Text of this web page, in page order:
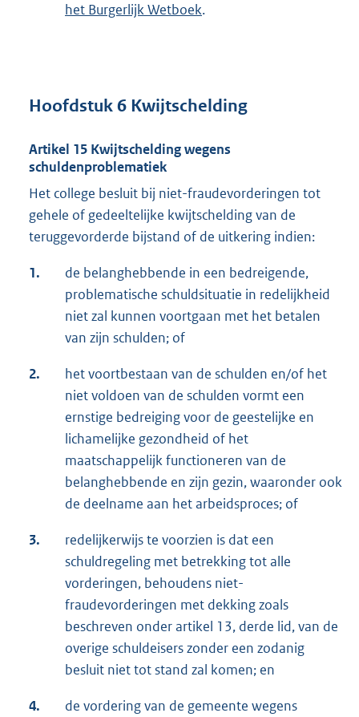
het Burgerlijk Wetboek.
Hoofdstuk 6 Kwijtschelding
Artikel 15 Kwijtschelding wegens
schuldenproblematiek
Het college besluit bij niet-fraudevorderingen tot
gehele of gedeeltelijke kwijtschelding van de
teruggevorderde bijstand of de uitkering indien:
1.
de belanghebbende in een bedreigende,
problematische schuldsituatie in redelijkheid
niet zal kunnen voortgaan met het betalen
van zijn schulden; of
2.
het voortbestaan van de schulden en/of het
niet voldoen van de schulden vormt een
ernstige bedreiging voor de geestelijke en
lichamelijke gezondheid of het
maatschappelijk functioneren van de
belanghebbende en zijn gezin, waaronder ook
de deelname aan het arbeidsproces; of
3.
redelijkerwijs te voorzien is dat een
schuldregeling met betrekking tot alle
vorderingen, behoudens niet-
fraudevorderingen met dekking zoals
beschreven onder artikel 13, derde lid, van de
overige schuldeisers zonder een zodanig
besluit niet tot stand zal komen; en
4.
de vordering van de gemeente wegens